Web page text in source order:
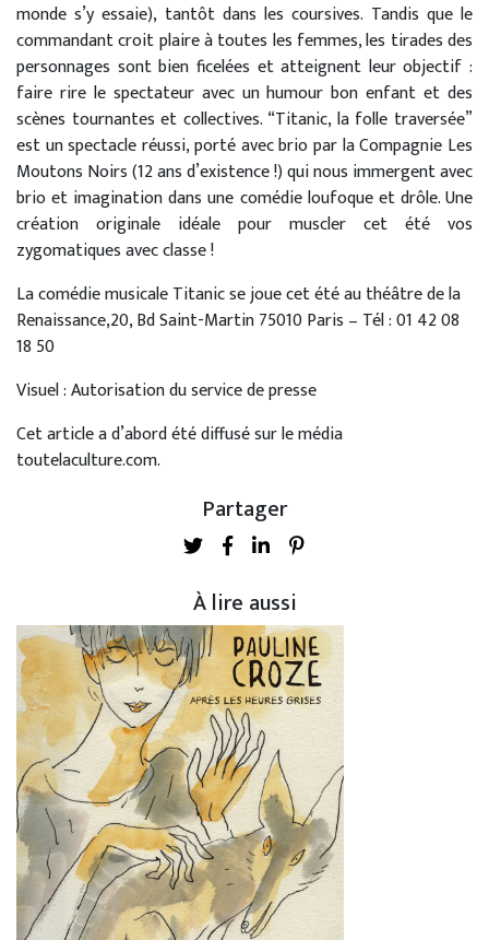
monde s’y essaie), tantôt dans les coursives. Tandis que le
commandant croit plaire à toutes les femmes, les tirades des
personnages sont bien ficelées et atteignent leur objectif :
faire rire le spectateur avec un humour bon enfant et des
scènes tournantes et collectives. “Titanic, la folle traversée”
est un spectacle réussi, porté avec brio par la Compagnie Les
Moutons Noirs (12 ans d’existence !) qui nous immergent avec
brio et imagination dans une comédie loufoque et drôle. Une
création originale idéale pour muscler cet été vos
zygomatiques avec classe !
La comédie musicale Titanic se joue cet été au théâtre de la
Renaissance,20, Bd Saint-Martin 75010 Paris – Tél : 01 42 08
18 50
Visuel : Autorisation du service de presse
Cet article a d’abord été diffusé sur le média
toutelaculture.com.
Partager
À lire aussi